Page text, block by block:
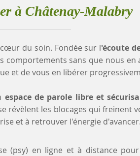
à Châtenay-Malabry
du soin. Fondée sur l'écoute
sans que nous en
et de vous en libérer
espace de parole libre et
révèlent les blocages qui freinent
et à retrouver l'énergie d'avancer.
(psy) en ligne et à distance